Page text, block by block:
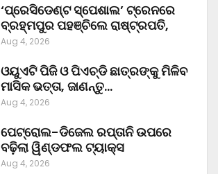
‘ପ୍ରେସିଡେଣ୍ଟ ସ୍ପେଶାଲ’ ଟ୍ରେନରେ
ବ୍ରହ୍ମପୁର ପହଞ୍ଚିଲେ ରାଷ୍ଟ୍ରପତି,
Aug 4, 2026
ଓୟୁଏଟି ପିଜି ଓ ପିଏଚ୍‌ଡି ଛାତ୍ରଙ୍କୁ ମିଳିବ
ମାସିକ ଭତ୍ତା, ଜାଣନ୍ତୁ…
Aug 4, 2026
ପେଟ୍ରୋଲ-ଡିଜେଲ ରପ୍ତାନି ଉପରେ
ବଢ଼ିଲା ୱିଣ୍ଡଫଲ ଟ୍ୟାକ୍ସ
Aug 4, 2026